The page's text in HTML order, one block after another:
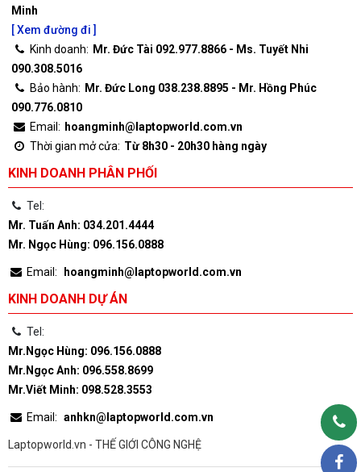
Minh
[ Xem đường đi ]
Kinh doanh: Mr. Đức Tài 092.977.8866 - Ms. Tuyết Nhi
090.308.5016
Bảo hành: Mr. Đức Long 038.238.8895 - Mr. Hồng Phúc
090.776.0810
Email: hoangminh@laptopworld.com.vn
Thời gian mở cửa: Từ 8h30 - 20h30 hàng ngày
KINH DOANH PHÂN PHỐI
Tel:
Mr. Tuấn Anh: 034.201.4444
Mr. Ngọc Hùng: 096.156.0888
Email: hoangminh@laptopworld.com.vn
KINH DOANH DỰ ÁN
Tel:
Mr.Ngọc Hùng: 096.156.0888
Mr.Ngọc Anh: 096.558.8699
Mr.Viết Minh: 098.528.3553
Email: anhkn@laptopworld.com.vn
Laptopworld.vn - THẾ GIỚI CÔNG NGHỆ